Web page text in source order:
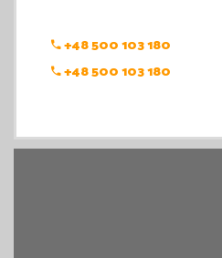
+48 500 103 180
+48 500 103 180